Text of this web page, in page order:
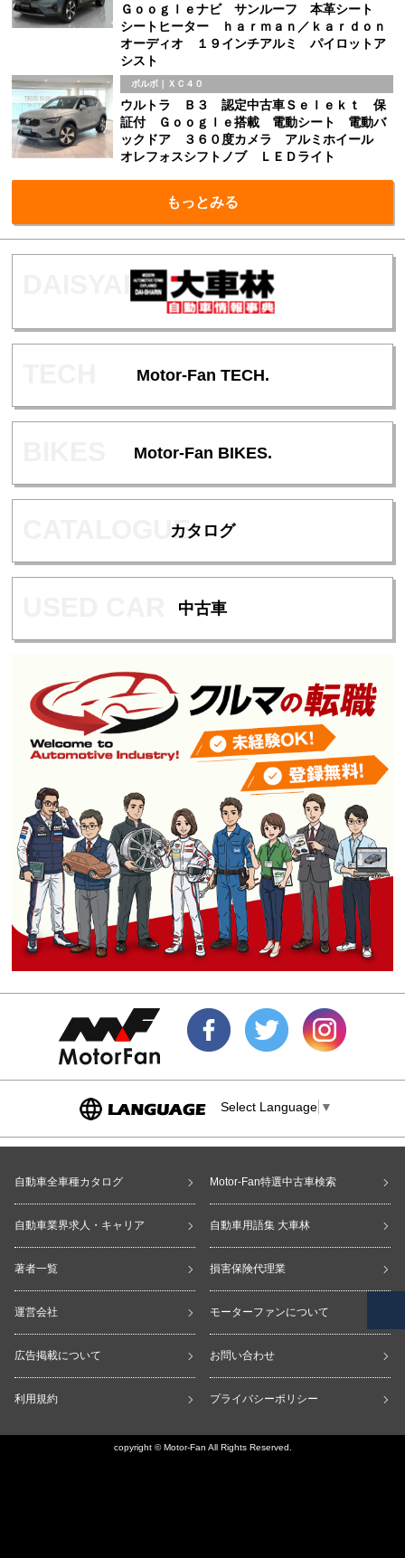
Ｇｏｏｇｌｅナビ サンルーフ 本革シート
シートヒーター ｈａｒｍａｎ／ｋａｒｄｏｎ
オーディオ １９インチアルミ パイロットア
シスト
ボルボ｜ＸＣ４０
ウルトラ Ｂ３ 認定中古車Ｓｅｌｅｋｔ 保
証付 Ｇｏｏｇｌｅ搭載 電動シート 電動バ
ックドア ３６０度カメラ アルミホイール
オレフォスシフトノブ ＬＥＤライト
もっとみる
Motor-Fan TECH.
Motor-Fan BIKES.
カタログ
中古車
Select Language ▼
自動車全車種カタログ Motor-Fan特選中古車検索
自動車業界求人・キャリア 自動車用語集 大車林
著者一覧 損害保険代理業
運営会社 モーターファンについて
広告掲載について お問い合わせ
利用規約 プライバシーポリシー
copyright © Motor-Fan All Rights Reserved.